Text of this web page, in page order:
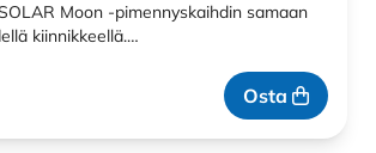
Moon -pimennyskaihdin samaan
kiinnikkeellä.…
Osta